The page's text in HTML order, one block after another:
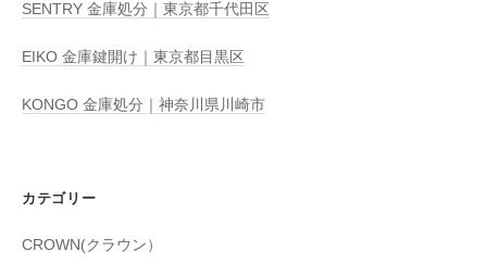
SENTRY 金庫処分｜東京都千代田区
EIKO 金庫鍵開け｜東京都目黒区
KONGO 金庫処分｜神奈川県川崎市
カテゴリー
CROWN(クラウン）